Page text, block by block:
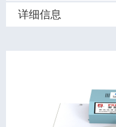
详细信息